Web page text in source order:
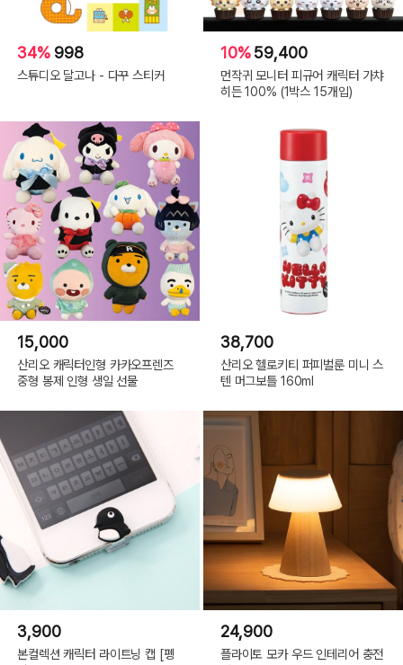
34% 998
스튜디오 달고나 - 다꾸 스티커
10%59,400
먼작귀 모니터 피규어 캐릭터 가챠
히든 100% (1박스 15개입)
15,000
산리오 캐릭터인형 카카오프렌즈
중형 봉제 인형 생일 선물
38,700
산리오 헬로키티 퍼피벌룬 미니 스
텐 머그보틀 160ml
3,900
본컬렉션 캐릭터 라이트닝 캡 [펭
24,900
플라이토 모카 우드 인테리어 충전